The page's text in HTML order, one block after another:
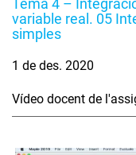
Tema 4 –
variable real. 05
simples
1 de des. 2020
Vídeo docent de